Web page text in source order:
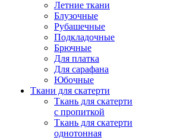
Летние ткани
Блузочные
Рубашечные
Подкладочные
Брючные
Для платка
Для сарафана
Юбочные
Ткани для скатерти
Ткань для скатерти
с пропиткой
Ткань для скатерти
однотонная